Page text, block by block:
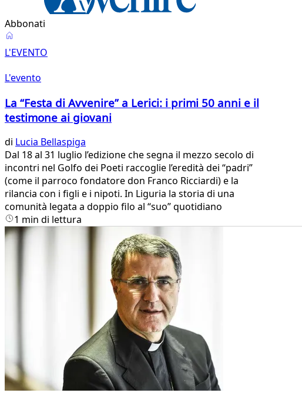
Abbonati
L'evento
L'EVENTO
L'evento
La “Festa di Avvenire” a Lerici: i primi 50 anni e il
testimone ai giovani
di Lucia Bellaspiga
Dal 18 al 31 luglio l’edizione che segna il mezzo secolo di
incontri nel Golfo dei Poeti raccoglie l’eredità dei “padri”
(come il parroco fondatore don Franco Ricciardi) e la
rilancia con i figli e i nipoti. In Liguria la storia di una
comunità legata a doppio filo al “suo” quotidiano
1 min di lettura